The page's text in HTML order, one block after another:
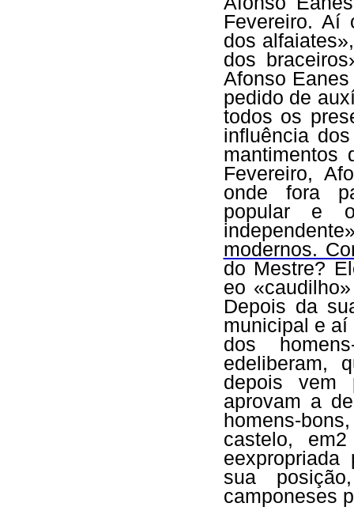
Fevereiro. Aí
dos
dos
Afonso
pedido de
todos os
influência
Fevereiro,
onde fora
popular e
modernos.
do Mestre?
eo
Depois da
municipal e aí
dos
edeliberam,
depois vem
aprovam a
homens-
castelo,
sua
camponeses